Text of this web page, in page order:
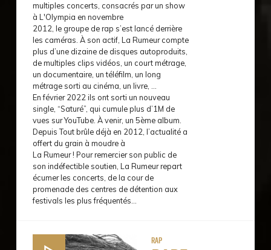
multiples concerts, consacrés par un show
à L'Olympia en novembre
2012, le groupe de rap s’est lancé derrière
les caméras. À son actif, La Rumeur compte
plus d’une dizaine de disques autoproduits,
de multiples clips vidéos, un court métrage,
un documentaire, un téléfilm, un long
métrage sorti au cinéma, un livre, ...
En février 2022 ils ont sorti un nouveau
single, “Saturé”, qui cumule plus d’1M de
vues sur YouTube. À venir, un 5ème album.
Depuis Tout brûle déjà en 2012, l’actualité a
offert du grain à moudre à
La Rumeur ! Pour remercier son public de
son indéfectible soutien, La Rumeur repart
écumer les concerts, de la cour de
promenade des centres de détention aux
festivals les plus fréquentés...
Rap